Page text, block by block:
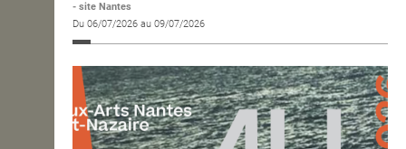
- site Nantes
Du 06/07/2026 au 09/07/2026